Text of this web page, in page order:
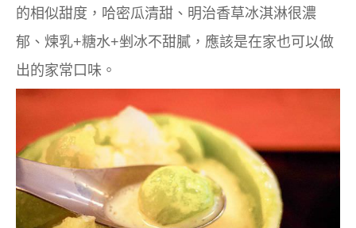
的相似甜度，哈密瓜清甜、明治香草冰淇淋很濃
郁、煉乳+糖水+剉冰不甜膩，應該是在家也可以做
出的家常口味。